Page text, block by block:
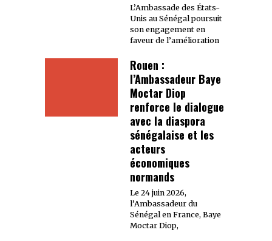
L’Ambassade des États-
Unis au Sénégal poursuit
son engagement en
faveur de l’amélioration
Rouen :
l’Ambassadeur Baye
Moctar Diop
renforce le dialogue
avec la diaspora
sénégalaise et les
acteurs
économiques
normands
Le 24 juin 2026,
l’Ambassadeur du
Sénégal en France, Baye
Moctar Diop,